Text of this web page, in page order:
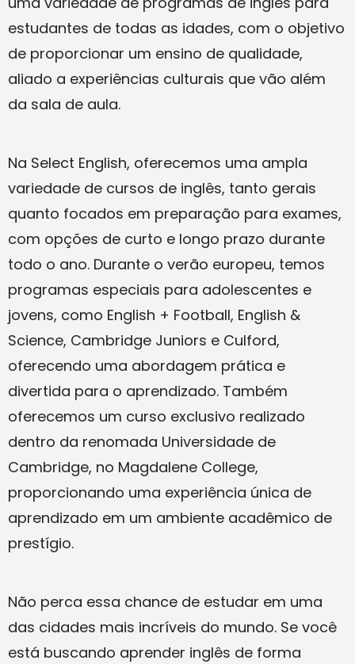
estudantes de todas as idades, com o objetivo
de proporcionar um ensino de qualidade,
aliado a experiências culturais que vão além
da sala de aula.
Na Select English, oferecemos uma ampla
variedade de cursos de inglês, tanto gerais
quanto focados em preparação para exames,
com opções de curto e longo prazo durante
todo o ano. Durante o verão europeu, temos
programas especiais para adolescentes e
jovens, como English + Football, English &
Science, Cambridge Juniors e Culford,
oferecendo uma abordagem prática e
divertida para o aprendizado. Também
oferecemos um curso exclusivo realizado
dentro da renomada Universidade de
Cambridge, no Magdalene College,
proporcionando uma experiência única de
aprendizado em um ambiente acadêmico de
prestígio.
Não perca essa chance de estudar em uma
das cidades mais incríveis do mundo. Se você
está buscando aprender inglês de forma